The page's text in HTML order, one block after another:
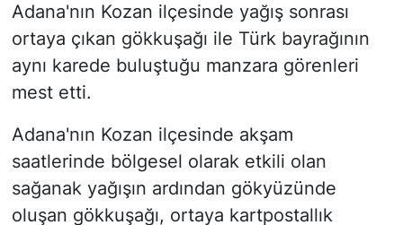
Adana'nın Kozan ilçesinde yağış sonrası
ortaya çıkan gökkuşağı ile Türk bayrağının
aynı karede buluştuğu manzara görenleri
mest etti.
Adana'nın Kozan ilçesinde akşam
saatlerinde bölgesel olarak etkili olan
sağanak yağışın ardından gökyüzünde
oluşan gökkuşağı, ortaya kartpostallık